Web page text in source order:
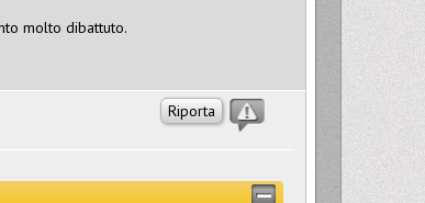
molto dibattuto.
Riporta